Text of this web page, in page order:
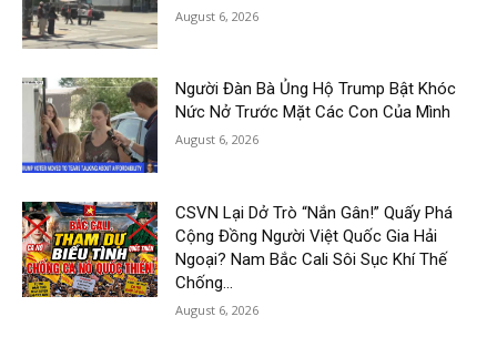
August 6, 2026
Người Đàn Bà Ủng Hộ Trump Bật Khóc
Nức Nở Trước Mặt Các Con Của Mình
August 6, 2026
CSVN Lại Dở Trò “Nắn Gân!” Quấy Phá
Cộng Đồng Người Việt Quốc Gia Hải
Ngoại? Nam Bắc Cali Sôi Sục Khí Thế
Chống...
August 6, 2026